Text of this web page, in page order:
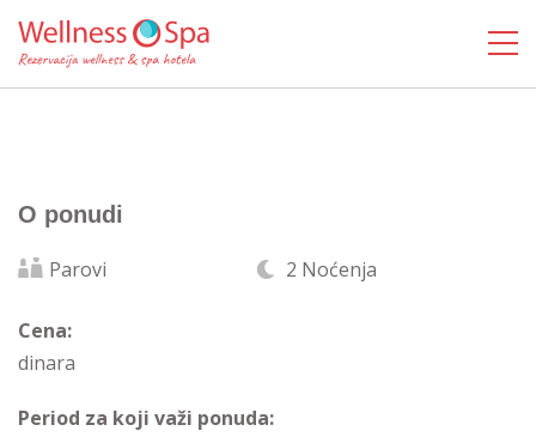
O ponudi
Parovi 2 Noćenja
Cena:
dinara
Period za koji važi ponuda: